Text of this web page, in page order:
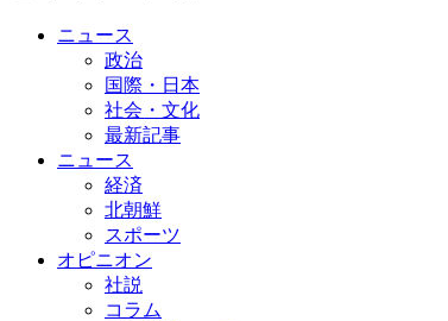
ニュース
政治
国際・日本
社会・文化
最新記事
ニュース
経済
北朝鮮
スポーツ
オピニオン
社説
コラム